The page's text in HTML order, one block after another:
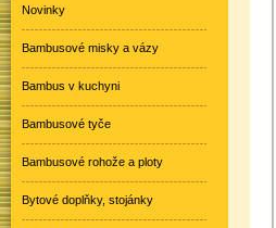
Novinky
Bambusové misky a vázy
Bambus v kuchyni
Bambusové tyče
Bambusové rohože a ploty
Bytové doplňky, stojánky